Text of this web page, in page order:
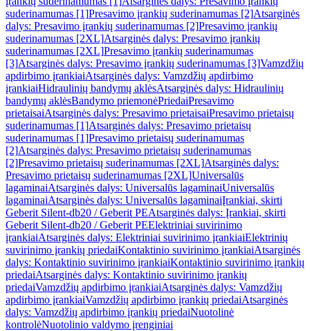
suderinamumas [1]Presavimo įrankių suderinamumas [2]Atsarginės
dalys: Presavimo įrankių suderinamumas [2]Presavimo įrankių
suderinamumas [2XL]Atsarginės dalys: Presavimo įrankių
suderinamumas [2XL]Presavimo įrankių suderinamumas
[3]Atsarginės dalys: Presavimo įrankių suderinamumas [3]Vamzdžių
apdirbimo įrankiaiAtsarginės dalys: Vamzdžių apdirbimo
įrankiaiHidraulinių bandymų aklėsAtsarginės dalys: Hidraulinių
bandymų aklėsBandymo priemonėPriedaiPresavimo
prietaisaiAtsarginės dalys: Presavimo prietaisaiPresavimo prietaisų
suderinamumas [1]Atsarginės dalys: Presavimo prietaisų
suderinamumas [1]Presavimo prietaisų suderinamumas
[2]Atsarginės dalys: Presavimo prietaisų suderinamumas
[2]Presavimo prietaisų suderinamumas [2XL]Atsarginės dalys:
Presavimo prietaisų suderinamumas [2XL]Universalūs
lagaminaiAtsarginės dalys: Universalūs lagaminaiUniversalūs
lagaminaiAtsarginės dalys: Universalūs lagaminaiĮrankiai, skirti
Geberit Silent-db20 / Geberit PEAtsarginės dalys: Įrankiai, skirti
Geberit Silent-db20 / Geberit PEElektriniai suvirinimo
įrankiaiAtsarginės dalys: Elektriniai suvirinimo įrankiaiElektrinių
suvirinimo įrankių priedaiKontaktinio suvirinimo įrankiaiAtsarginės
dalys: Kontaktinio suvirinimo įrankiaiKontaktinio suvirinimo įrankių
priedaiAtsarginės dalys: Kontaktinio suvirinimo įrankių
priedaiVamzdžių apdirbimo įrankiaiAtsarginės dalys: Vamzdžių
apdirbimo įrankiaiVamzdžių apdirbimo įrankių priedaiAtsarginės
dalys: Vamzdžių apdirbimo įrankių priedaiNuotolinė
kontrolėNuotolinio valdymo įrenginiai